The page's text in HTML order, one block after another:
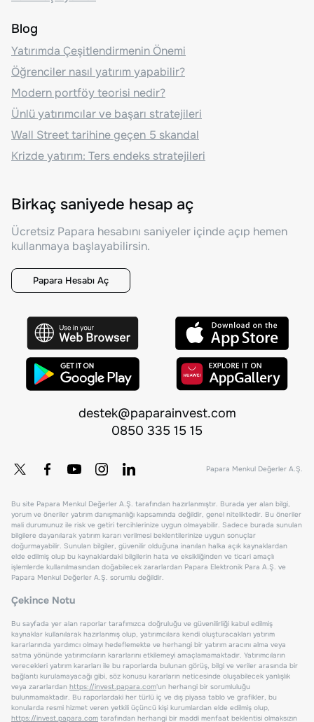
Blog
Yatırımda Çeşitlendirmenin Önemi
Öğrenciler nasıl yatırım yapabilir?
Modern portföy teorisi nedir?
Ünlü yatırımcılar ve başarı stratejileri
Wall Street tarihine geçen 5 skandal
Krizde yatırım: Ters endeks stratejileri
Birkaç saniyede hesap aç
Ücretsiz Papara hesabını saniyeler içinde açıp hemen
kullanmaya başlayabilirsin.
Papara Hesabı Aç
destek@paparainvest.com
0850 335 15 15
Papara Menkul Değerler A.Ş.
Bu site Papara Menkul Değerler A.Ş. tarafından hazırlanmıştır. Burada yer alan bilgi,
yorum ve öneriler yatırım danışmanlığı kapsamında değildir, genel niteliktedir. Bu öneriler
mali durumunuz ile risk ve getiri tercihlerinize uygun olmayabilir. Sadece burada sunulan
bilgilere dayanılarak yatırım kararı verilmesi beklentilerinize uygun sonuçlar
doğurmayabilir. Sunulan bilgiler, güvenilir olduğuna inanılan halka açık kaynaklardan
elde edilmiş olup bu kaynaklardaki bilgilerin hata ve eksikliğinden ve ticari amaçlı
işlemlerde kullanılmasından doğabilecek zararlardan Papara Elektronik Para A.Ş. ve
Papara Menkul Değerler A.Ş. sorumlu değildir.
Çekince Notu
Bu sayfada yer alan raporlar tarafımızca doğruluğu ve güvenilirliği kabul edilmiş
kaynaklar kullanılarak hazırlanmış olup, yatırımcılara kendi oluşturacakları yatırım
kararlarında yardımcı olmayı hedeflemekte ve herhangi bir yatırım aracını alma veya
satma yönünde yatırımcıların kararlarını etkilemeyi amaçlamamaktadır. Yatırımcıların
verecekleri yatırım kararları ile bu raporlarda bulunan görüş, bilgi ve veriler arasında bir
bağlantı kurulamayacağı gibi, söz konusu kararların neticesinde oluşabilecek yanlışlık
veya zararlardan https://invest.papara.com'un herhangi bir sorumluluğu
bulunmamaktadır. Bu raporlardaki her türlü iç ve dış piyasa tablo ve grafikler, bu
konularda resmi hizmet veren yetkili üçüncü kişi kurumlardan elde edilmiş olup,
https://invest.papara.com tarafından herhangi bir maddi menfaat beklentisi olmaksızın